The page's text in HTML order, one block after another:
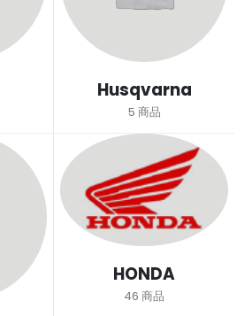
Husqvarna
5 商品
HONDA
46 商品